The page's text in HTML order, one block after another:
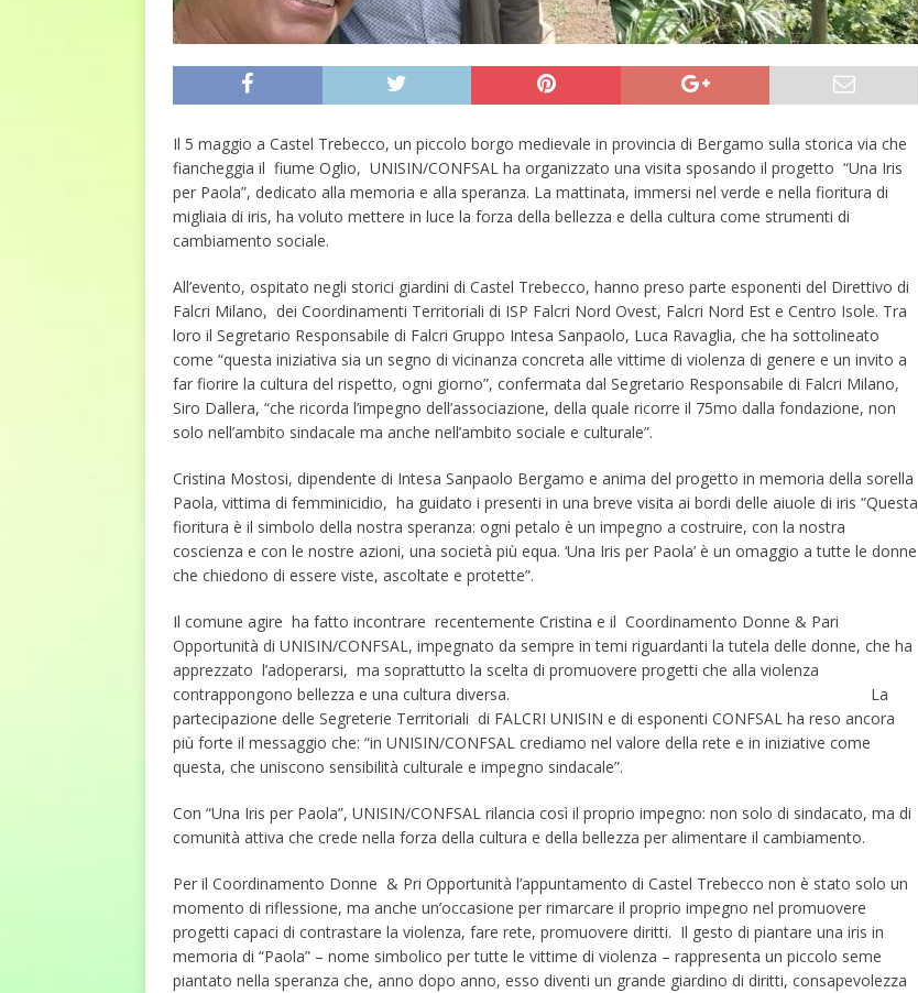
Il 5 maggio a Castel Trebecco, un piccolo borgo medievale in provincia di Bergamo sulla storica via che
fiancheggia il fiume Oglio, UNISIN/CONFSAL ha organizzato una visita sposando il progetto “Una Iris
per Paola”, dedicato alla memoria e alla speranza. La mattinata, immersi nel verde e nella fioritura di
migliaia di iris, ha voluto mettere in luce la forza della bellezza e della cultura come strumenti di
cambiamento sociale.
All’evento, ospitato negli storici giardini di Castel Trebecco, hanno preso parte esponenti del Direttivo di
Falcri Milano, dei Coordinamenti Territoriali di ISP Falcri Nord Ovest, Falcri Nord Est e Centro Isole. Tra
loro il Segretario Responsabile di Falcri Gruppo Intesa Sanpaolo, Luca Ravaglia, che ha sottolineato
come “questa iniziativa sia un segno di vicinanza concreta alle vittime di violenza di genere e un invito a
far fiorire la cultura del rispetto, ogni giorno”, confermata dal Segretario Responsabile di Falcri Milano,
Siro Dallera, “che ricorda l’impegno dell’associazione, della quale ricorre il 75mo dalla fondazione, non
solo nell’ambito sindacale ma anche nell’ambito sociale e culturale”.
Cristina Mostosi, dipendente di Intesa Sanpaolo Bergamo e anima del progetto in memoria della sorella
Paola, vittima di femminicidio, ha guidato i presenti in una breve visita ai bordi delle aiuole di iris “Questa
fioritura è il simbolo della nostra speranza: ogni petalo è un impegno a costruire, con la nostra
coscienza e con le nostre azioni, una società più equa. ‘Una Iris per Paola’ è un omaggio a tutte le donne
che chiedono di essere viste, ascoltate e protette”.
Il comune agire ha fatto incontrare recentemente Cristina e il Coordinamento Donne & Pari
Opportunità di UNISIN/CONFSAL, impegnato da sempre in temi riguardanti la tutela delle donne, che ha
apprezzato l’adoperarsi, ma soprattutto la scelta di promuovere progetti che alla violenza
contrappongono bellezza e una cultura diversa. La
partecipazione delle Segreterie Territoriali di FALCRI UNISIN e di esponenti CONFSAL ha reso ancora
più forte il messaggio che: “in UNISIN/CONFSAL crediamo nel valore della rete e in iniziative come
questa, che uniscono sensibilità culturale e impegno sindacale”.
Con “Una Iris per Paola”, UNISIN/CONFSAL rilancia così il proprio impegno: non solo di sindacato, ma di
comunità attiva che crede nella forza della cultura e della bellezza per alimentare il cambiamento.
Per il Coordinamento Donne & Pri Opportunità l’appuntamento di Castel Trebecco non è stato solo un
momento di riflessione, ma anche un’occasione per rimarcare il proprio impegno nel promuovere
progetti capaci di contrastare la violenza, fare rete, promuovere diritti. Il gesto di piantare una iris in
memoria di “Paola” – nome simbolico per tutte le vittime di violenza – rappresenta un piccolo seme
piantato nella speranza che, anno dopo anno, esso diventi un grande giardino di diritti, consapevolezza